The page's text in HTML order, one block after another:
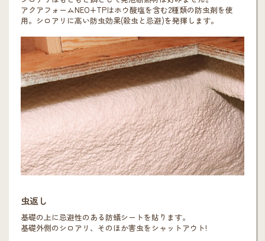
アクアフォームNEO+TPはホウ酸塩を含む2種類の防虫剤を使
用。シロアリに高い防虫効果(殺虫と忌避)を発揮します。
虫返し
基礎の上に忌避性のある防蟻シートを貼ります。
基礎外側のシロアリ、そのほか害虫をシャットアウト!